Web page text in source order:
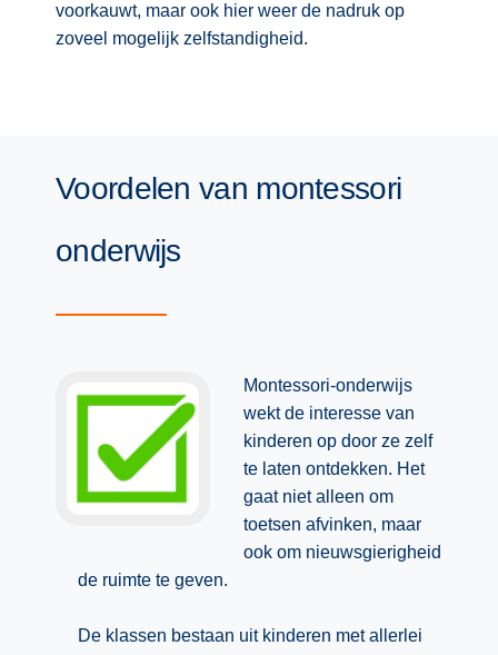
voorkauwt, maar ook hier weer de nadruk op
zoveel mogelijk zelfstandigheid.
Voordelen van montessori
onderwijs
Montessori-onderwijs
wekt de interesse van
kinderen op door ze zelf
te laten ontdekken. Het
gaat niet alleen om
toetsen afvinken, maar
ook om nieuwsgierigheid
de ruimte te geven.
De klassen bestaan uit kinderen met allerlei